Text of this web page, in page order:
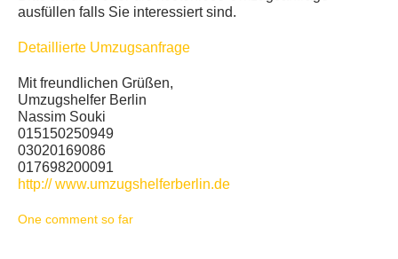
ausfüllen falls Sie interessiert sind.
Detaillierte Umzugsanfrage
Mit freundlichen Grüßen,
Umzugshelfer Berlin
Nassim Souki
015150250949
03020169086
017698200091
http:// www.umzugshelferberlin.de
One comment so far